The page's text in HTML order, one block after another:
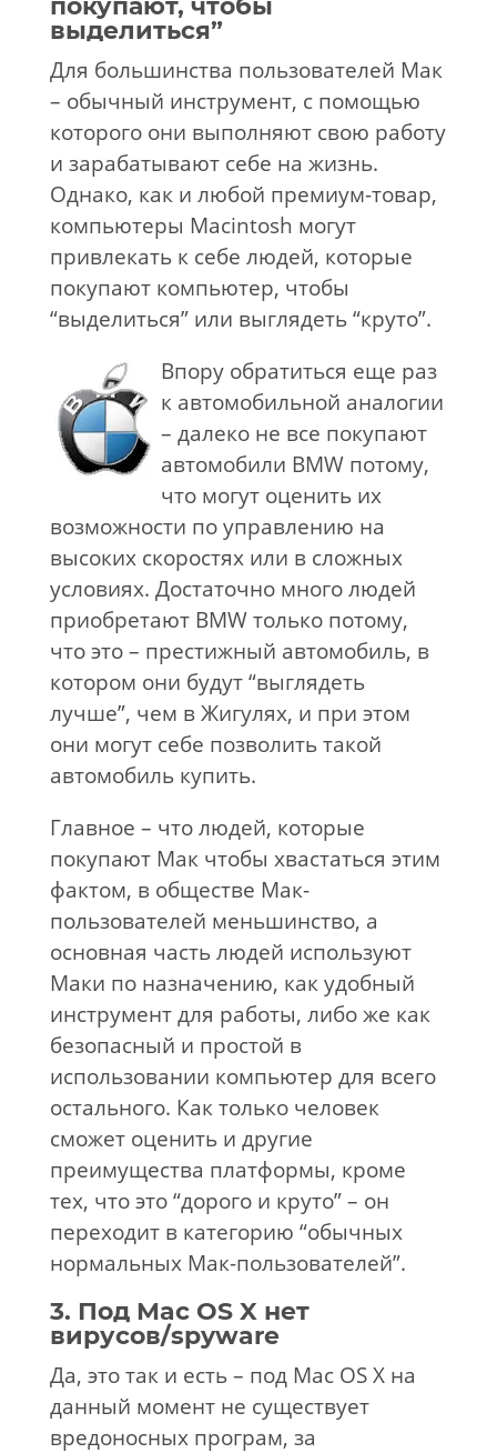
покупают, чтобы
выделиться”
Для большинства пользователей Мак
– обычный инструмент, с помощью
которого они выполняют свою работу
и зарабатывают себе на жизнь.
Однако, как и любой премиум-товар,
компьютеры Macintosh могут
привлекать к себе людей, которые
покупают компьютер, чтобы
“выделиться” или выглядеть “круто”.
Впору обратиться еще раз
к автомобильной аналогии
– далеко не все покупают
автомобили BMW потому,
что могут оценить их
возможности по управлению на
высоких скоростях или в сложных
условиях. Достаточно много людей
приобретают BMW только потому,
что это – престижный автомобиль, в
котором они будут “выглядеть
лучше”, чем в Жигулях, и при этом
они могут себе позволить такой
автомобиль купить.
Главное – что людей, которые
покупают Мак чтобы хвастаться этим
фактом, в обществе Мак-
пользователей меньшинство, а
основная часть людей используют
Маки по назначению, как удобный
инструмент для работы, либо же как
безопасный и простой в
использовании компьютер для всего
остального. Как только человек
сможет оценить и другие
преимущества платформы, кроме
тех, что это “дорого и круто” – он
переходит в категорию “обычных
нормальных Мак-пользователей”.
3. Под Mac OS X нет
вирусов/spyware
Да, это так и есть – под Mac OS X на
данный момент не существует
вредоносных програм, за